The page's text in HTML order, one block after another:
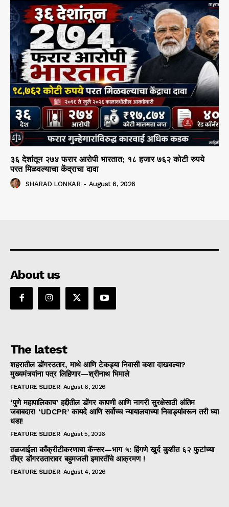
३६ देशांतून २७४ फरार आरोपी भारतात; १८ हजार ७६२ कोटी रुपये
परत मिळवल्याचा केंद्राचा दावा
SHARAD LONKAR - August 6, 2026
About us
The latest
शहरातील डोंगरउतार, माथे आणि टेकड्या निवासी कशा दाखवल्या?
मुख्यमंत्र्यांना पत्र लिहिणार—श्रीनाथ भिमाले
FEATURE SLIDER August 6, 2026
‘पुणे महापालिकाच’ हद्दीतील डोंगर कापणी आणि नागरी सुरक्षेसाठी अंतिम
जबाबदार! ‘UDCPR’ कायदे आणि सर्वोच्च न्यायालयाच्या निवाड्यांवरून तरी घ्या
धडा!
FEATURE SLIDER August 5, 2026
तळजाईला काँक्रीटीकरणाचा कॅन्सर—भाग ५: हिंगणे खुर्द कुशीत ६२ फुटांच्या
तीव्र डोंगरउतारावर बहुमजली इमारतींचे आक्रमण !
FEATURE SLIDER August 4, 2026